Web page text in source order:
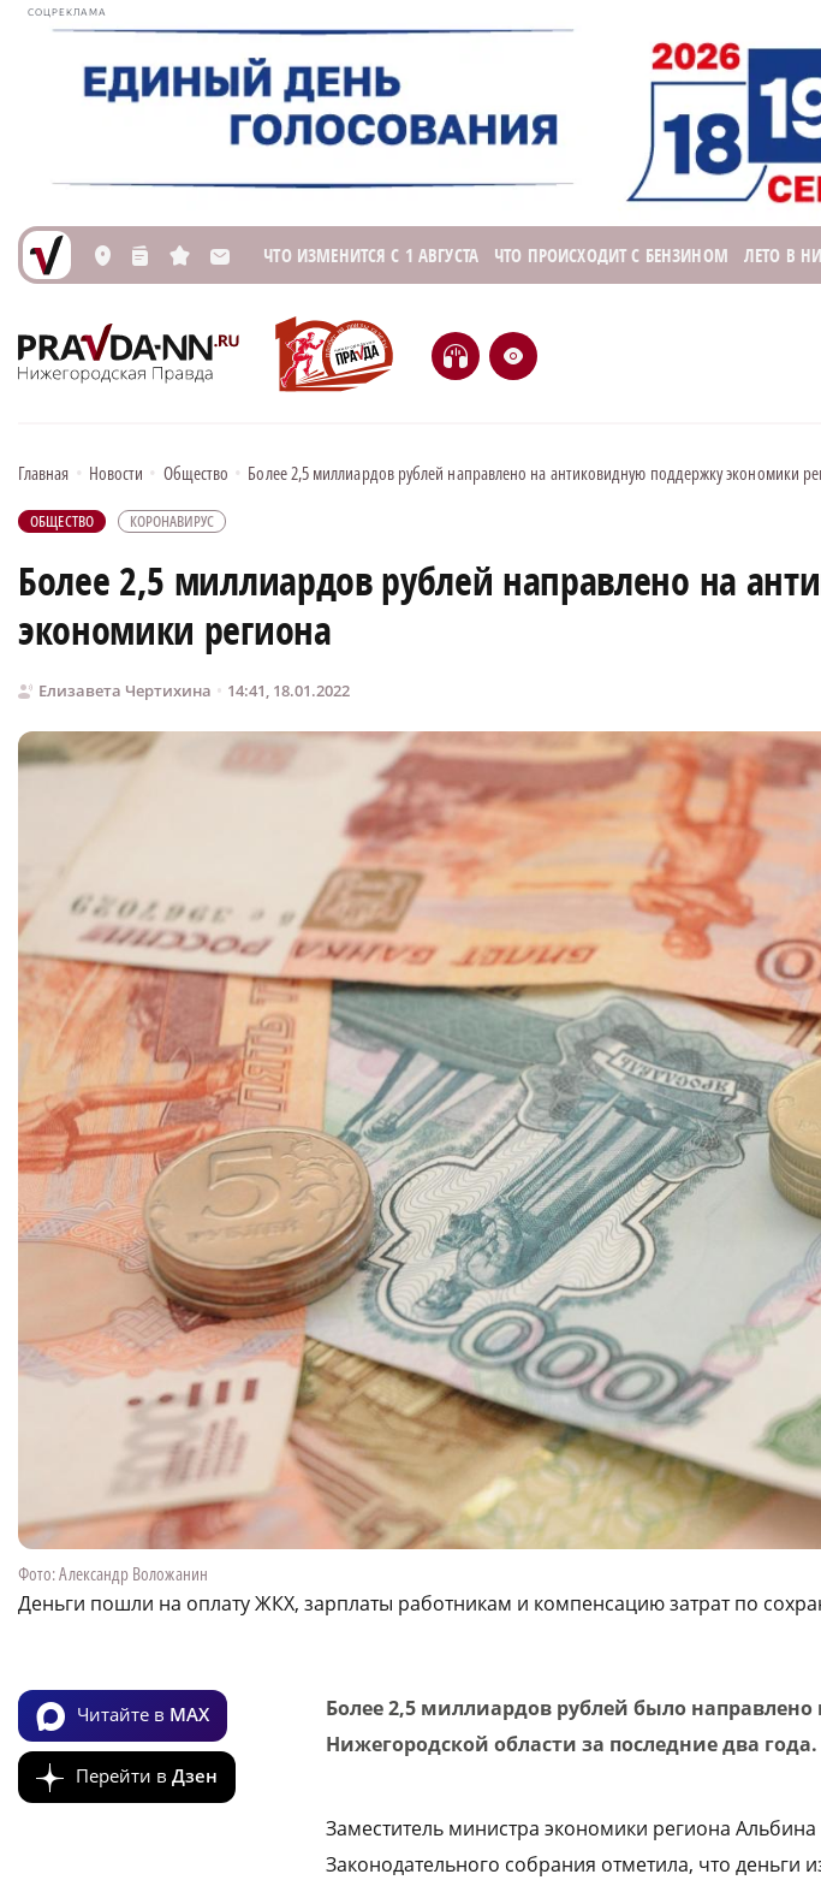
СОЦРЕКЛАМА
L n s M ЧТО ИЗМЕНИТСЯ С 1 АВГУСТА ЧТО ПРОИСХОДИТ С БЕНЗИНОМ ЛЕТО В
H e
Главная • Новости • Общество • Более 2,5 миллиардов рублей направлено на антиковидную поддержку экономики
ОБЩЕСТВО КОРОНАВИРУС
Более 2,5 миллиардов рублей направлено на
экономики региона
Елизавета Чертихина 14:41, 18.01.2022
Фото: Александр Воложанин
Деньги пошли на оплату ЖКХ, зарплаты работникам и компенсацию затрат по
Читайте в MAX
Перейти в Дзен
Более 2,5 миллиардов рублей было
Нижегородской области за последние два
Заместитель министра экономики региона
Законодательного собрания отметила, что деньги